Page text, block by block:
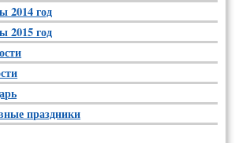
2014 год
2015 год
праздники